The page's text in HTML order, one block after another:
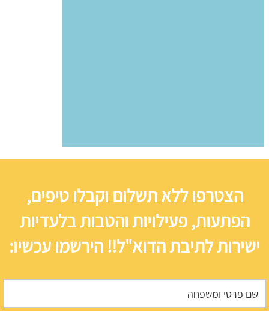
הצטרפו ללא תשלום וקבלו טיפים,
הפתעות, פעילויות והטבות בלעדיות
ישירות לתיבת הדוא"ל!! הירשמו עכשיו: